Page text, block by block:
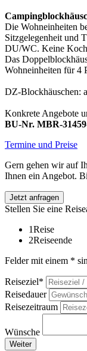
Die Wohneinheiten
Sitzgelegenheit und
DU/WC. Keine
Das
Wohneinheiten für 4
DZ-Blockhäuschen:
Konkrete Angebote
BU-Nr. MBR-
Termine und Preise
Gern gehen wir auf
Ihnen ein Angebot.
Jetzt anfragen
Stellen Sie eine
1Reise
2Reiseende
Felder mit einem *
Reiseziel*
Reisedauer
Reisezeitraum
Wünsche
Weiter